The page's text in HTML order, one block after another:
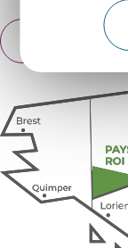
English
Français